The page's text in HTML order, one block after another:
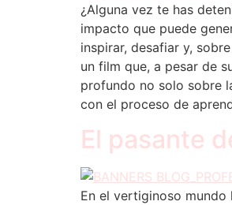
¿Alguna vez te has
impacto que puede
inspirar, desafiar y,
un film que, a pesar de
profundo no solo sobre
con el proceso de
El pasante
En el vertiginoso